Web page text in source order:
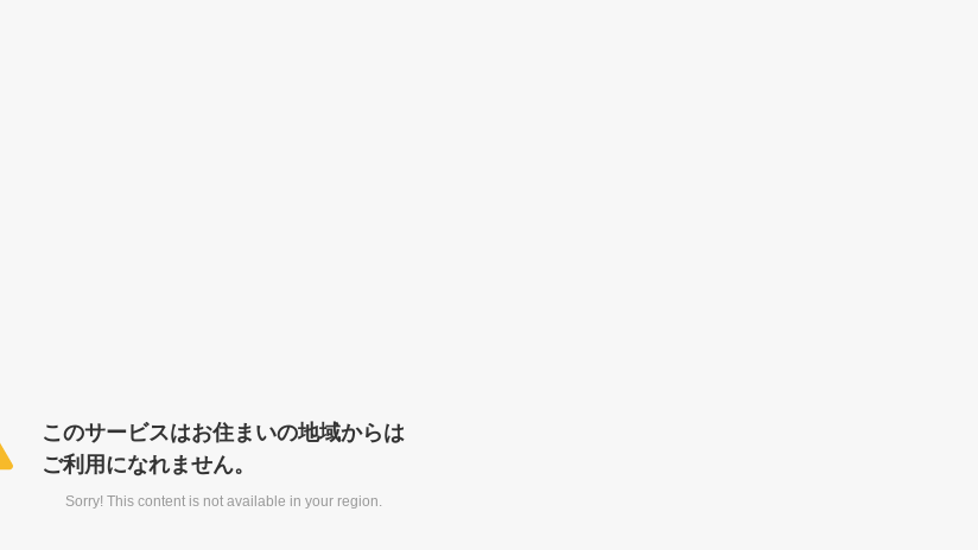
このサービスはお住まいの地域からは
ご利用になれません。
Sorry! This content is not available in your region.